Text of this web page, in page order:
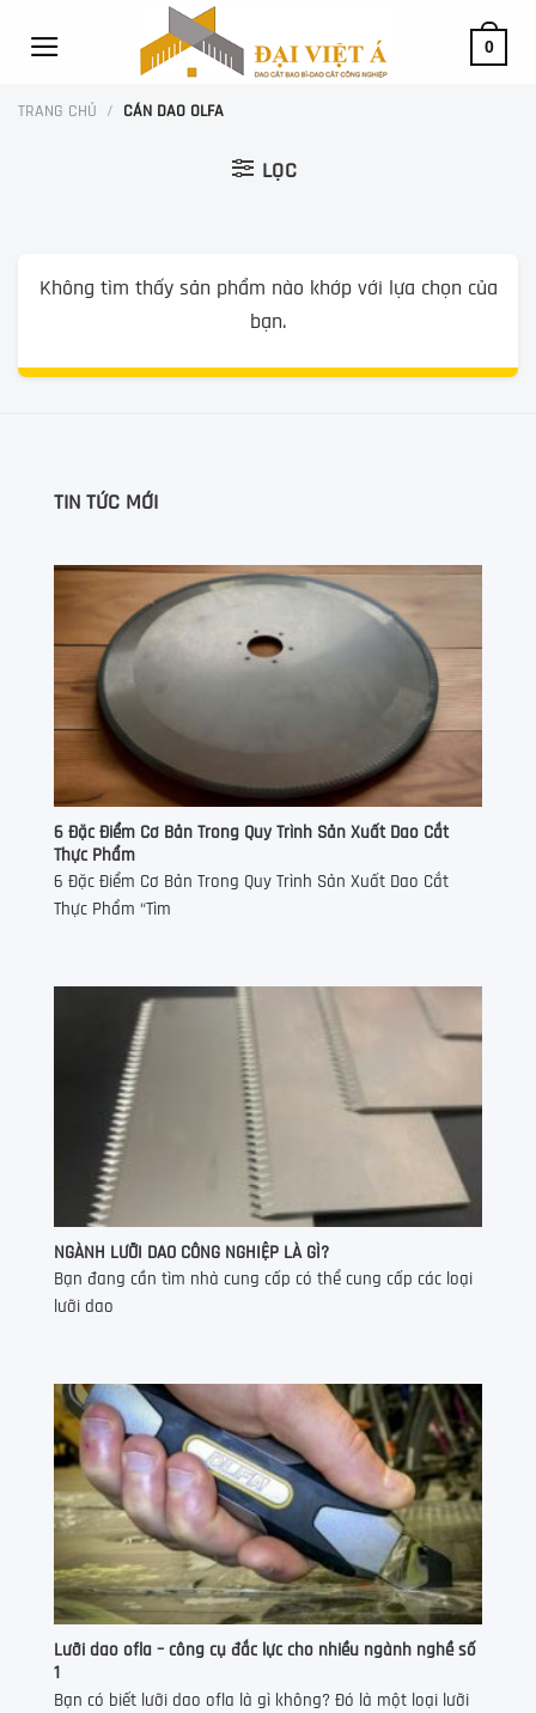
0
TRANG CHỦ / CÁN DAO OLFA
LỌC
Không tìm thấy sản phẩm nào khớp với lựa chọn của
bạn.
TIN TỨC MỚI
6 Đặc Điểm Cơ Bản Trong Quy Trình Sản Xuất Dao Cắt
Thực Phẩm
6 Đặc Điểm Cơ Bản Trong Quy Trình Sản Xuất Dao Cắt
Thực Phẩm “Tìm
NGÀNH LƯỠI DAO CÔNG NGHIỆP LÀ GÌ?
Bạn đang cần tìm nhà cung cấp có thể cung cấp các loại
lưỡi dao
Lưỡi dao ofla – công cụ đắc lực cho nhiều ngành nghề số
1
Bạn có biết lưỡi dao ofla là gì không? Đó là một loại lưỡi